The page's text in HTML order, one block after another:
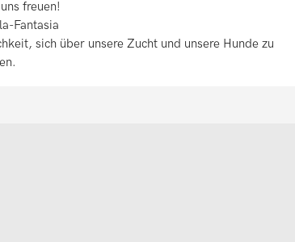
freuen!
Fantasia
sich über unsere Zucht und unsere Hunde zu